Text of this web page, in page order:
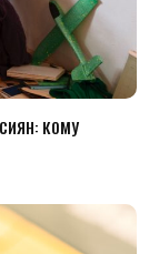
КОМУ